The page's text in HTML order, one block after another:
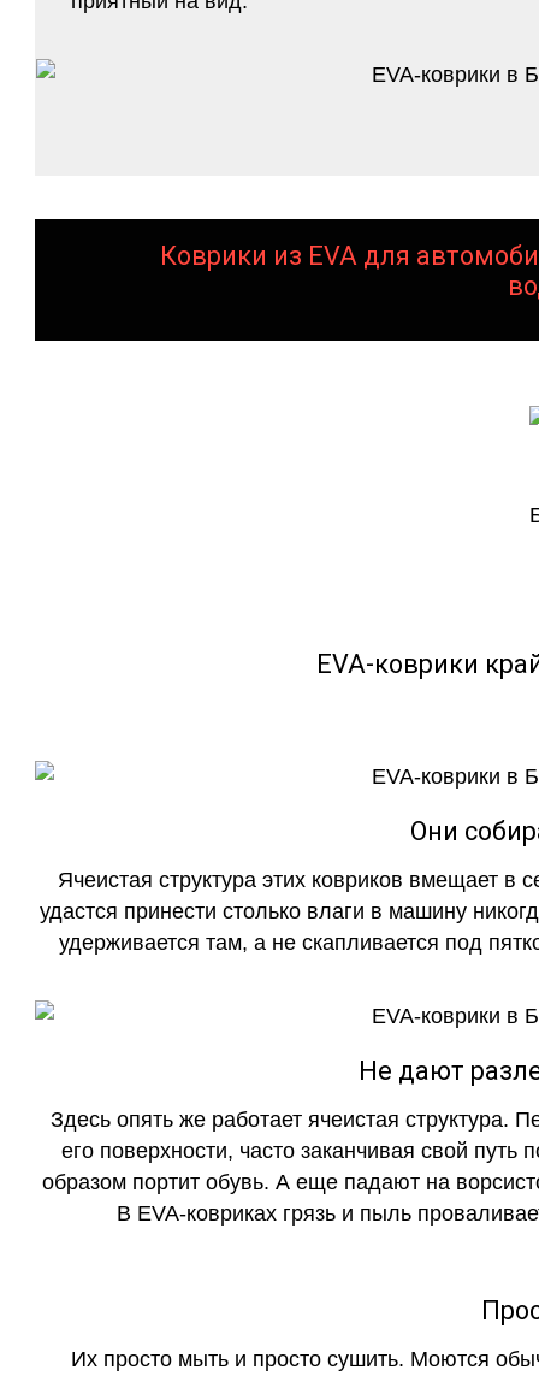
Коврики из EVA для
EVA-коврики
Они
Ячеистая структура этих ковриков вмещает в
удастся принести столько влаги в машину
удерживается там, а не скапливается под
Не дают
Здесь опять же работает ячеистая структура.
его поверхности, часто заканчивая свой
образом портит обувь. А еще падают на
В EVA-ковриках грязь и пыль
Их просто мыть и просто сушить. Моются